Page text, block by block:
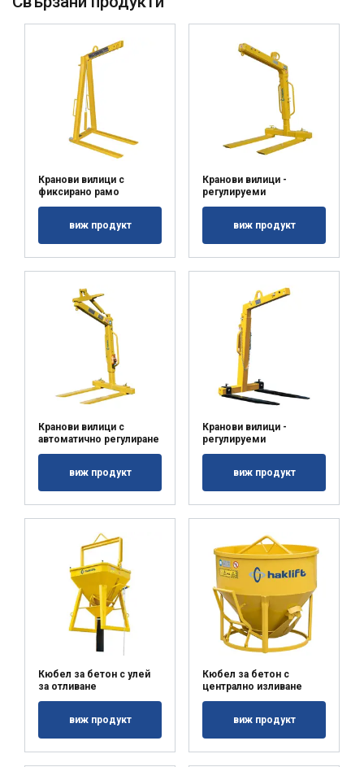
Кранови вилици с
фиксирано рамо
виж продукт
Кранови вилици -
регулируеми
виж продукт
Кранови вилици с
автоматично регулиране
виж продукт
Кранови вилици -
регулируеми
виж продукт
Кюбел за бетон с улей
за отливане
виж продукт
Кюбел за бетон с
централно изливане
виж продукт